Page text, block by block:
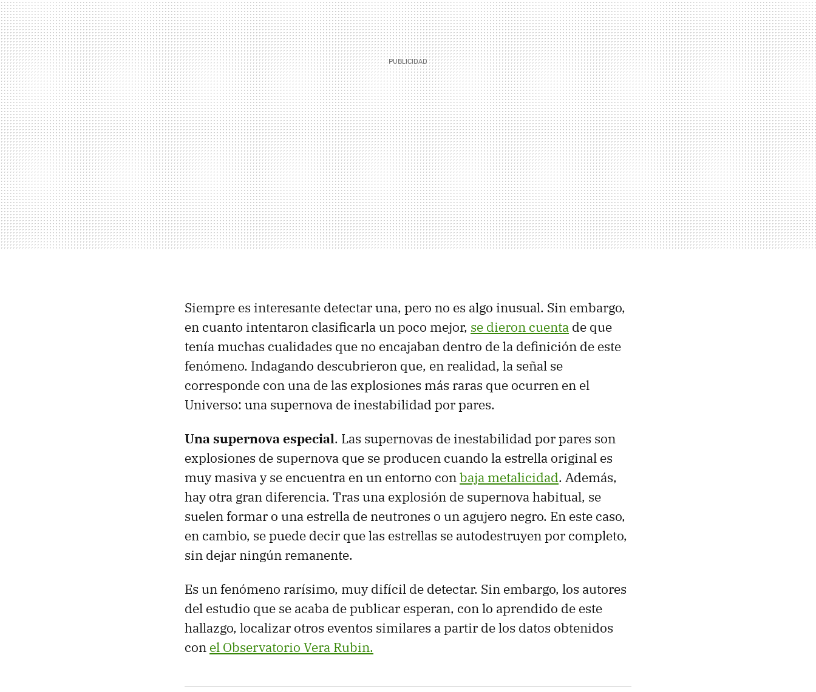
Siempre es interesante detectar una, pero no es algo inusual. Sin embargo,
en cuanto intentaron clasificarla un poco mejor, se dieron cuenta de que
tenía muchas cualidades que no encajaban dentro de la definición de este
fenómeno. Indagando descubrieron que, en realidad, la señal se
corresponde con una de las explosiones más raras que ocurren en el
Universo: una supernova de inestabilidad por pares.
Una supernova especial. Las supernovas de inestabilidad por pares son
explosiones de supernova que se producen cuando la estrella original es
muy masiva y se encuentra en un entorno conbaja metalicidad. Además,
hay otra gran diferencia. Tras una explosión de supernova habitual, se
suelen formar o una estrella de neutrones o un agujero negro. En este caso,
en cambio, se puede decir que las estrellas se autodestruyen por completo,
sin dejar ningún remanente.
Es un fenómeno rarísimo, muy difícil de detectar. Sin embargo, los autores
del estudio que se acaba de publicar esperan, con lo aprendido de este
hallazgo, localizar otros eventos similares a partir de los datos obtenidos
con el Observatorio Vera Rubin.